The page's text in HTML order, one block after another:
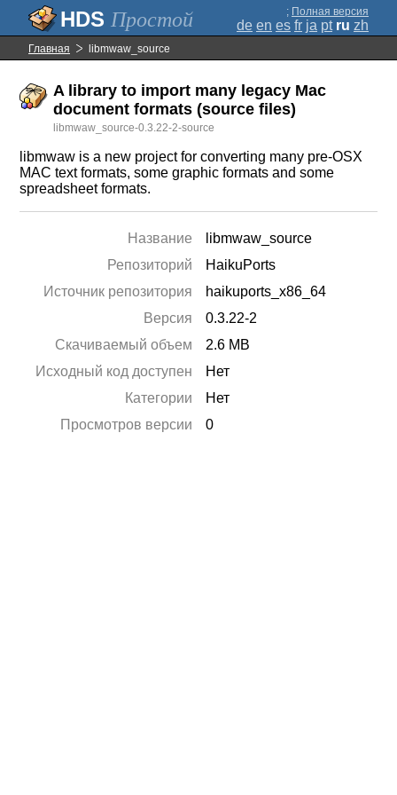
Простой ; Полная версия
de en es fr ja pt ru zh
Главная libmwaw_source
A library to import many legacy Mac
document formats (source files)
libmwaw_source-0.3.22-2-source
libmwaw is a new project for converting many pre-OSX
MAC text formats, some graphic formats and some
spreadsheet formats.
Название
libmwaw_source
Репозиторий
HaikuPorts
Источник репозитория
haikuports_x86_64
Версия
0.3.22-2
Скачиваемый объем
2.6 MB
Исходный код доступен
Нет
Категории
Нет
Просмотров версии
0